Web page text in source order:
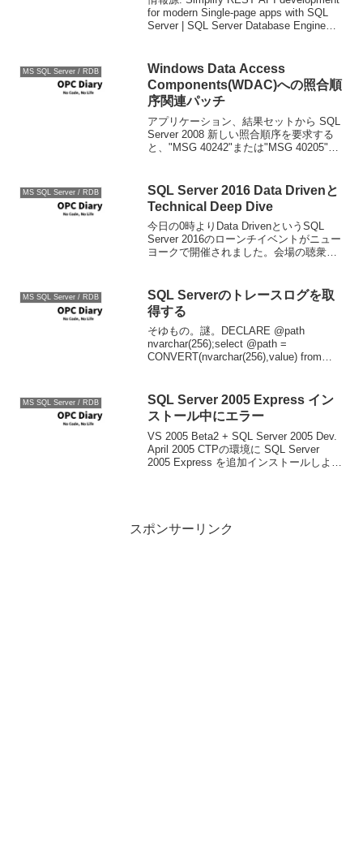
for modern Single-page apps with SQL
Server | SQL Server Database Engine
MS SQL Server / RDB
Windows Data Access
Components(WDAC)への照合順
序関連パッチ
アプリケーション、結果セットから SQL
Server 2008 新しい照合順序を要求する
と、"MSG 40242"または"MSG 40205"が
たは...
MS SQL Server / RDB
SQL Server 2016 Data Drivenと
Technical Deep Dive
今日の0時よりData DrivenというSQL
Server 2016のローンチイベントがニュー
ヨークで開催されました。会場の聴衆が
あまりテクニカルな内容はなかっ...
MS SQL Server / RDB
SQL Serverのトレースログを取
得する
そゆもの。謎。DECLARE @path
nvarchar(256);select @path =
CONVERT(nvarchar(256),value) from
MS SQL Server / RDB
SQL Server 2005 Express イン
ストール中にエラー
VS 2005 Beta2 + SQL Server 2005 Dev.
April 2005 CTPの環境に SQL Server
2005 Express を追加インストールしよう
スポンサーリンク